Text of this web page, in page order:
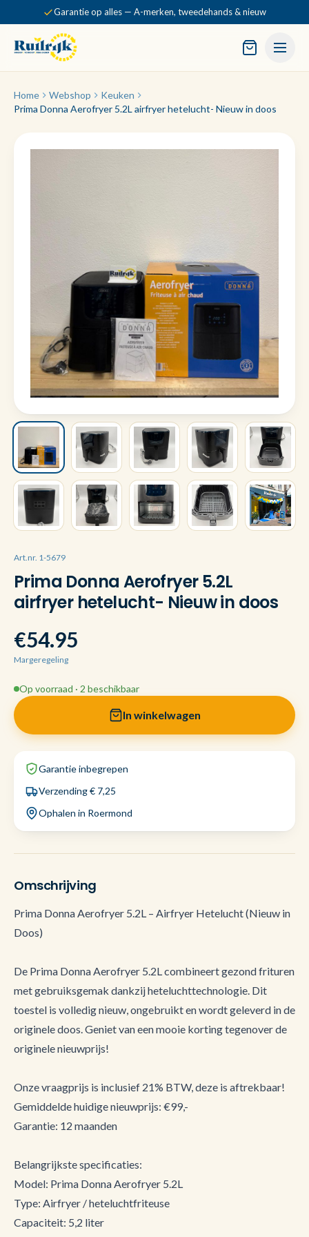
Garantie op alles — A-merken, tweedehands & nieuw
Home Webshop
Keuken
Prima Donna Aerofryer 5.2L airfryer hetelucht- Nieuw in doos
Art.nr. 1-5679
Prima Donna Aerofryer 5.2L
airfryer hetelucht- Nieuw in doos
€54.95
Margeregeling
Op voorraad · 2 beschikbaar
In winkelwagen
Garantie inbegrepen
Verzending € 7,25
Ophalen in Roermond
Omschrijving
Prima Donna Aerofryer 5.2L – Airfryer Hetelucht (Nieuw in
Doos)
De Prima Donna Aerofryer 5.2L combineert gezond frituren
met gebruiksgemak dankzij heteluchttechnologie. Dit
toestel is volledig nieuw, ongebruikt en wordt geleverd in de
originele doos. Geniet van een mooie korting tegenover de
originele nieuwprijs!
Onze vraagprijs is inclusief 21% BTW, deze is aftrekbaar!
Gemiddelde huidige nieuwprijs: €99,-
Garantie: 12 maanden
Belangrijkste specificaties:
Model: Prima Donna Aerofryer 5.2L
Type: Airfryer / heteluchtfriteuse
Capaciteit: 5,2 liter